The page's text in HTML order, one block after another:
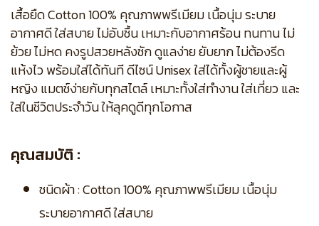
เสื้อยืด Cotton 100% คุณภาพพรีเมียม เนื้อนุ่ม ระบาย
อากาศดี ใส่สบาย ไม่อับชื้น เหมาะกับอากาศร้อน ทนทาน ไม่
ย้วย ไม่หด คงรูปสวยหลังซัก ดูแลง่าย ยับยาก ไม่ต้องรีด
แห้งไว พร้อมใส่ได้ทันที ดีไซน์ Unisex ใส่ได้ทั้งผู้ชายและผู้
หญิง แมตช์ง่ายกับทุกสไตล์ เหมาะทั้งใส่ทำงาน ใส่เที่ยว และ
ใส่ในชีวิตประจำวัน ให้ลุคดูดีทุกโอกาส
คุณสมบัติ :
ชนิดผ้า : Cotton 100% คุณภาพพรีเมียม เนื้อนุ่ม
ระบายอากาศดี ใส่สบาย